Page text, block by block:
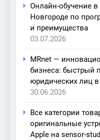
Онлайн-обучение
Новгороде по
и преимущества
03.07.2026
MRnet —
бизнеса: быстрый
юридических лиц
30.06.2026
Все категории
оригинальные
Apple на sensor-